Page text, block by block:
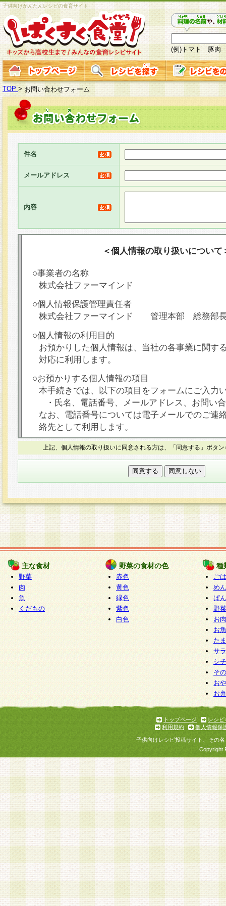
子供向けかんたんレシピの食育サイト
(例)トマト 豚肉
TOP > お問い合わせフォーム
件名
メールアドレス
内容
＜個人情報の取り扱いについて
○事業者の名称
株式会社ファーマインド
○個人情報保護管理責任者
株式会社ファーマインド 管理本部 総務部
○個人情報の利用目的
お預かりした個人情報は、当社の各事業に関す
対応に利用します。
○お預かりする個人情報の項目
本手続きでは、以下の項目をフォームにご入力
・氏名、電話番号、メールアドレス、お問い
なお、電話番号については電子メールでのご連
絡先として利用します。
○本人が容易に認識できない方法による個人情報
本フォームでは、セッション管理のためCookie
○個人情報の第三者提供について
力いただく個人情報は第三者に提供しません。
○個人情報の委託について
個人情報の取り扱いを外部に委託する場合は、
情報管理基準を満たす企業を選定して委託を行
が行われるよう監督します。
○開示対象個人情報の開示等および問い合わせ窓口
本人からの求めにより、当社が本件により取得
報の利用目的の通知・開示・内容の訂正・追加
停止・消去及び第三者への提供の禁止（以下、
といいます。）に応じます。
開示等に応じる窓口は以下になります。
ぱくすく食堂個人情報お客様相談窓口 paku-
m
個人情報を与えることは任意ですが、個人情報
意をいただけない場合には、当社のサービスの
お問い合わせ・ご相談への対応ができない場合
上記、個人情報の取り扱いに同意される方は、「同意する」ボタ
主な食材
野菜
肉
魚
くだもの
野菜の食材の色
赤色
黄色
緑色
紫色
白色
種
ご
めん
ぱん
野
お
お
た
サ
シ
そ
お
お
トップページ
レシピ
利用規約
個人情報保
子供向けレシピ投稿サイト、その
Copyright